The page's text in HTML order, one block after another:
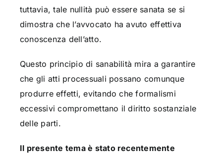
tuttavia, tale nullità può essere sanata se si
dimostra che l’avvocato ha avuto effettiva
conoscenza dell’atto.
Questo principio di sanabilità mira a garantire
che gli atti processuali possano comunque
produrre effetti, evitando che formalismi
eccessivi compromettano il diritto sostanziale
delle parti.
Il presente tema è stato recentemente